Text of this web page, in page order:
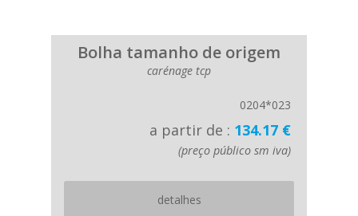
Bolha tamanho de origem
carénage tcp
0204*023
a partir de : 134.17 €
(preço público sm iva)
detalhes